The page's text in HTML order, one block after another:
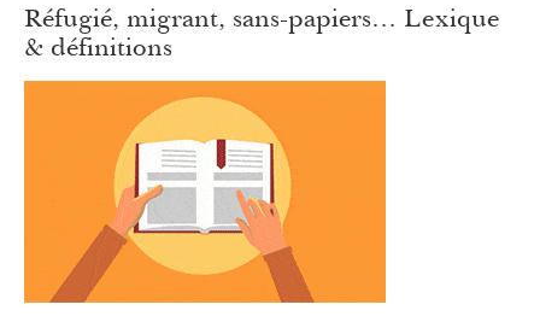
Réfugié, migrant, sans-papiers… Lexique
& définitions